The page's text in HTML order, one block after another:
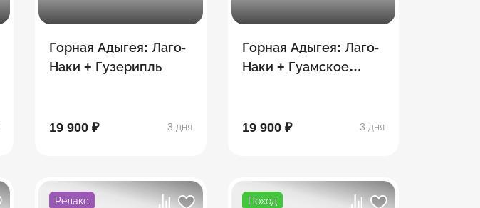
Горная Адыгея: Лаго-
Наки + Гузерипль
19 900 ₽ 3 дня
Горная Адыгея: Лаго-
Наки + Гуамское
19 900 ₽ 3 дня
Релакс Поход